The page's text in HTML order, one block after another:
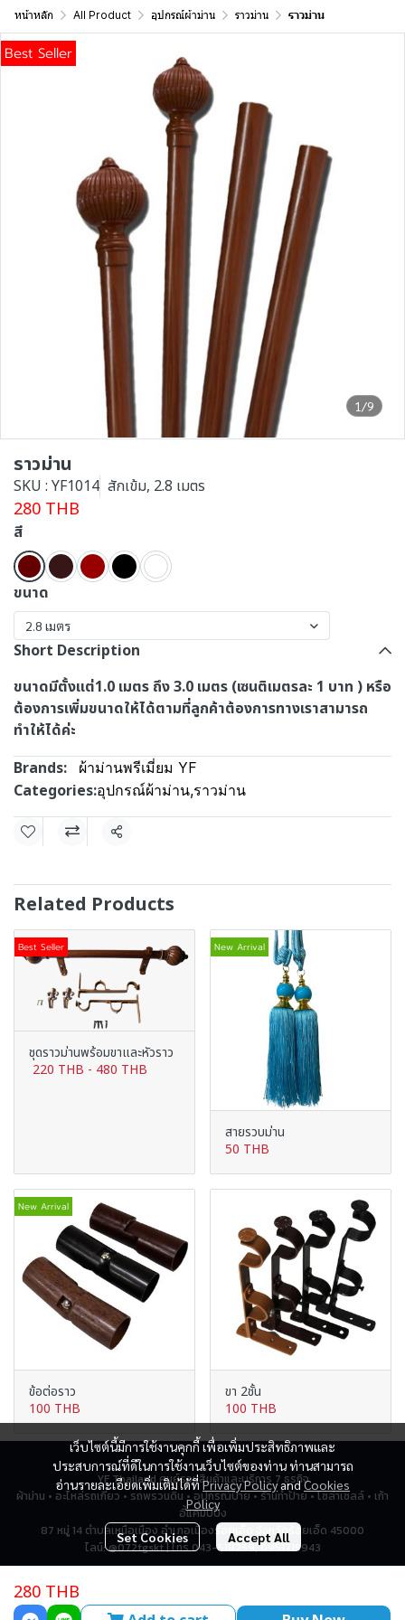
หน้าหลัก All Product อุปกรณ์ผ้าม่าน ราวม่าน ราวม่าน
1/9
Best Seller
ราวม่าน
SKU : YF1014 สักเข้ม, 2.8 เมตร
280 THB
สี
ขนาด
2.8 เมตร
Short Description
ขนาดมีตั้งแต่1.0 เมตร ถึง 3.0 เมตร (เซนติเมตรละ 1 บาท ) หรือ
ต้องการเพิ่มขนาดให้ได้ตามที่ลูกค้าต้องการทางเราสามารถ
ทำให้ได้ค่ะ
Brands:
ผ้าม่านพรีเมี่ยม YF
Categories:อุปกรณ์ผ้าม่าน,ราวม่าน
Share
Related Products
Best Seller
ชุดราวม่านพร้อมขาและหัวราว
220 THB - 480 THB
New Arrival
สายรวบม่าน
50 THB
New Arrival
ข้อต่อราว
100 THB
ขา 2ชั้น
100 THB
280 THB
เว็บไซต์นี้มีการใช้งานคุกกี้ เพื่อเพิ่มประสิทธิภาพและ
ประสบการณ์ที่ดีในการใช้งานเว็บไซต์ของท่าน ท่านสามารถ
อ่านรายละเอียดเพิ่มเติมได้ที่Privacy PolicyandCookies
Policy
Set Cookies Accept All
YF Thailand ศูนย์รวมสินค้าและบริการ 7 ธุรกิจ
ผ้าม่าน • อะไหล่รถเกี่ยว • รถพรวนดิน • อุปกรณ์ป้าย • ร้านทำป้าย • โซล่าเซลล์ • เก้า
อี้แคมป์ปิ้ง
87 หมู่ 14 ตำบลเหนือเมือง อำเภอเมืองร้อยเอ็ด จังหวัดร้อยเอ็ด 45000
ไลน์: @072tgskt | โทร 043-518259, 0951715943
Total Visitor2,793,862